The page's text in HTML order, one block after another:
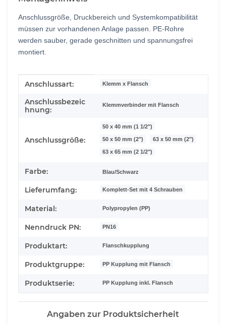
Anschlussgröße, Druckbereich und Systemkompatibilität
müssen zur vorhandenen Anlage passen. PE-Rohre
werden sauber, gerade geschnitten und spannungsfrei
montiert.
Produkteigenschaft
Wert
Anschlussart: Klemm x Flansch
Anschlussbezeic
hnung:
Klemmverbinder mit Flansch
Anschlussgröße:
50 x 40 mm (1 1/2")
50 x 50 mm (2") 63 x 50 mm (2")
63 x 65 mm (2 1/2")
Farbe: Blau/Schwarz
Lieferumfang: Komplett-Set mit 4 Schrauben
Material: Polypropylen (PP)
Nenndruck PN: PN16
Produktart: Flanschkupplung
Produktgruppe: PP Kupplung mit Flansch
Produktserie: PP Kupplung inkl. Flansch
Angaben zur Produktsicherheit